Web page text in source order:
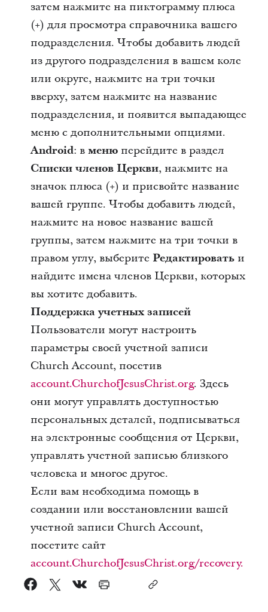
затем нажмите на пиктограмму плюса
(+) для просмотра справочника вашего
подразделения. Чтобы добавить людей
из другого подразделения в вашем коле
или округе, нажмите на три точки
вверху, затем нажмите на название
подразделения, и появится выпадающее
меню с дополнительными опциями.
Android: в менюперейдите в раздел
Списки членов Церкви, нажмите на
значок плюса (+) и присвойте название
вашей группе. Чтобы добавить людей,
нажмите на новое название вашей
группы, затем нажмите на три точки в
правом углу, выберите Редактироватьи
найдите имена членов Церкви, которых
вы хотите добавить.
Поддержка учетных записей
Пользователи могут настроить
параметры своей учетной записи
Church Account, посетив
account.ChurchofJesusChrist.org. Здесь
они могут управлять доступностью
персональных деталей, подписываться
на электронные сообщения от Церкви,
управлять учетной записью близкого
человека и многое другое.
Если вам необходима помощь в
создании или восстановлении вашей
учетной записи Church Account,
посетите сайт
account.ChurchofJesusChrist.org/recovery.